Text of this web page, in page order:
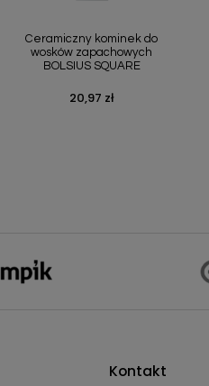
Ceramiczny kominek do
wosków zapachowych
BOLSIUS SQUARE
Cena
20,97 zł
Kontakt